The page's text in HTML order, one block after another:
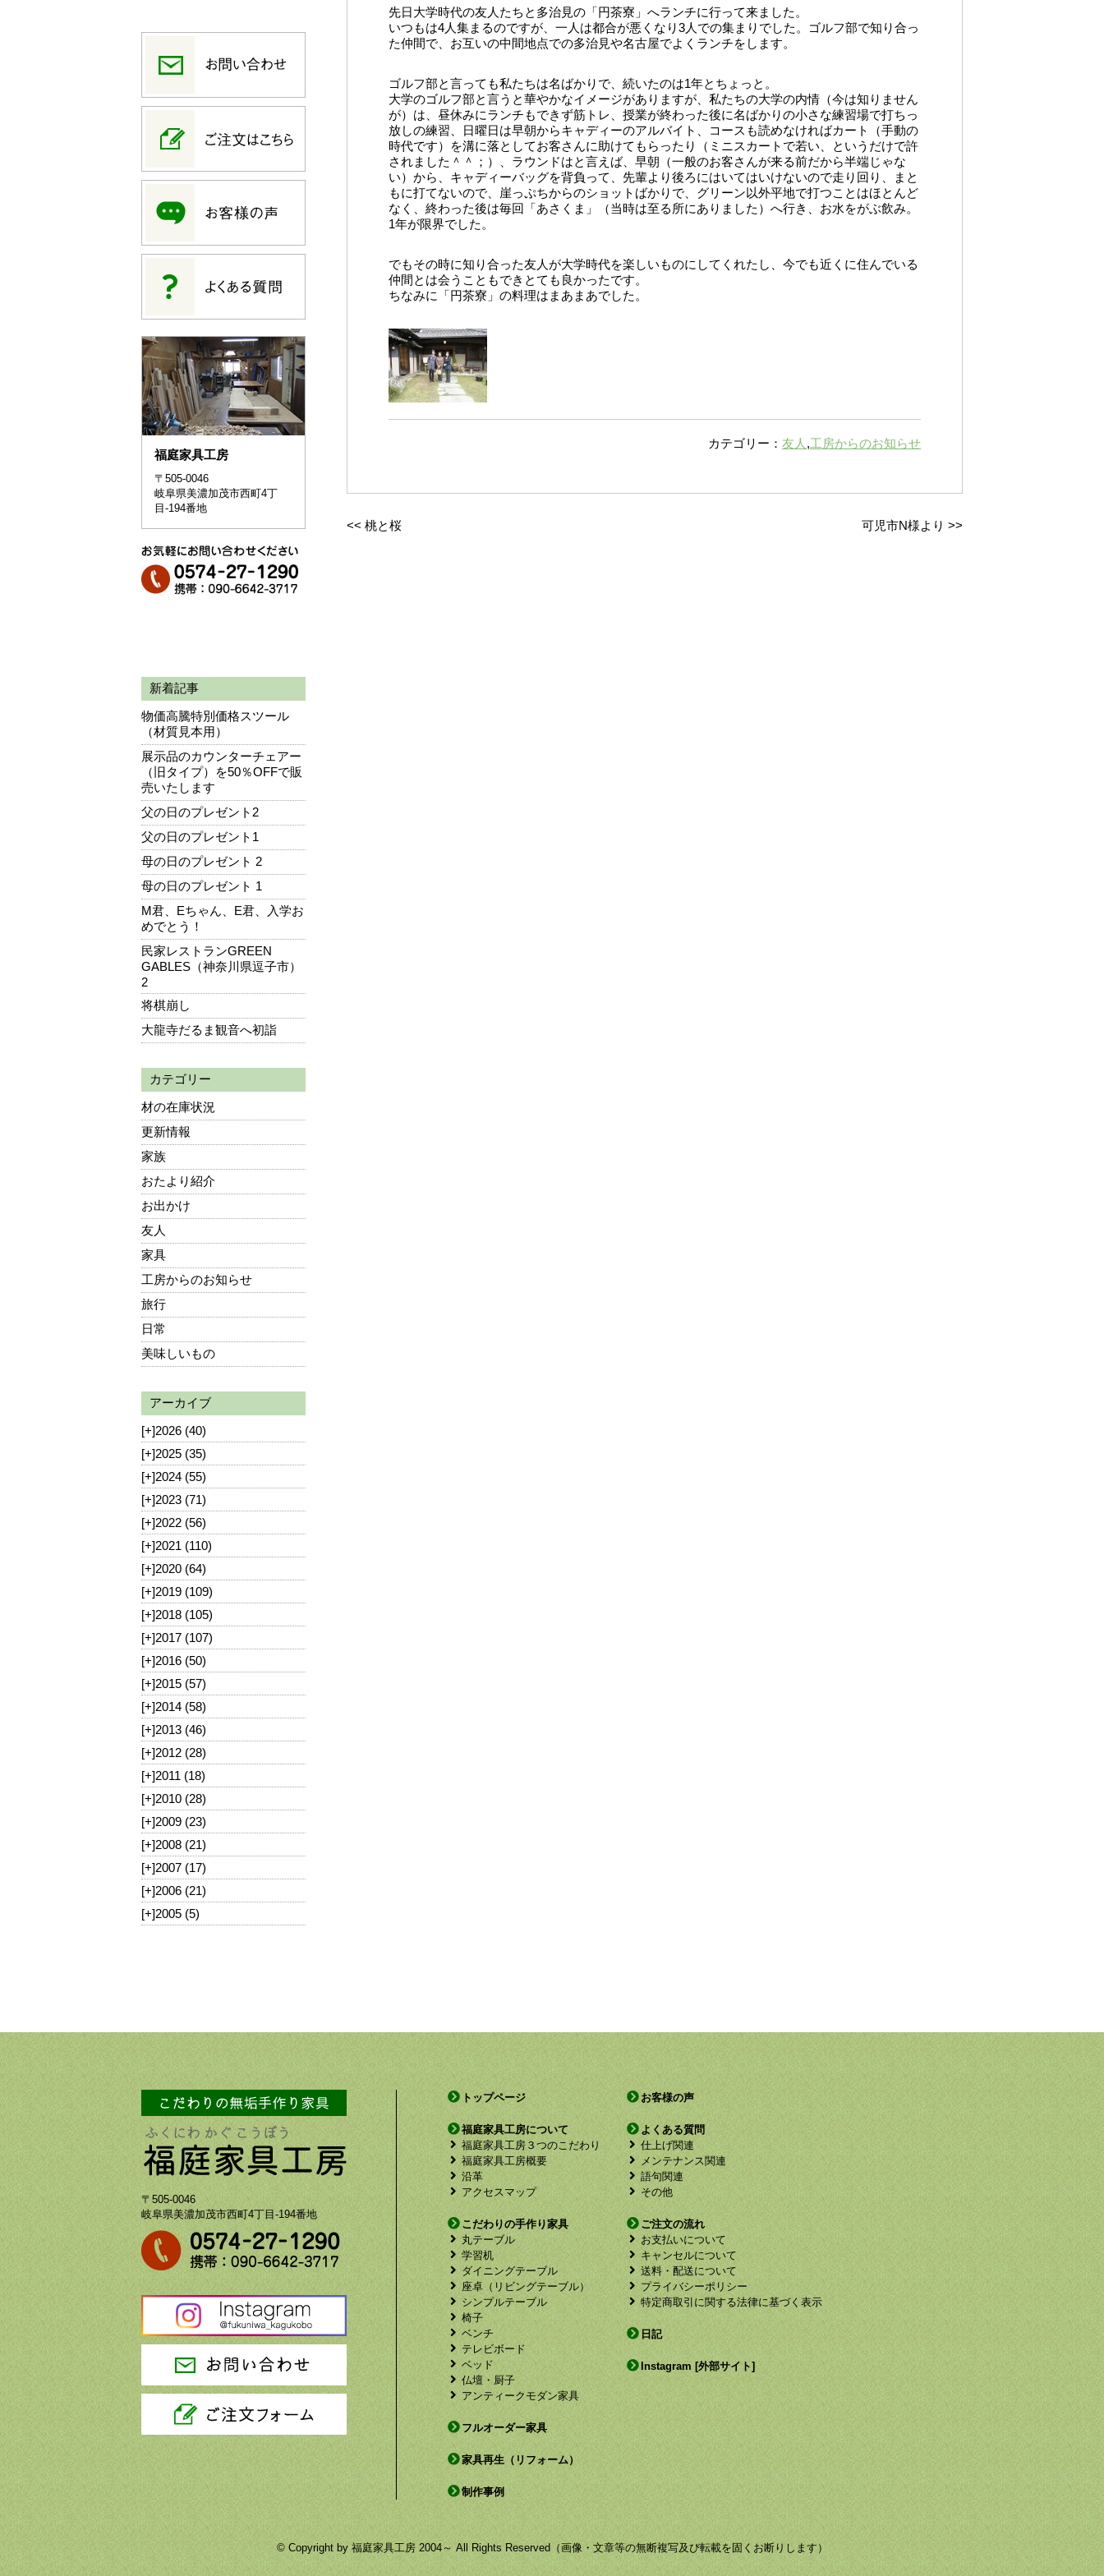
福庭家具工房
〒505-0046
岐阜県美濃加茂市西町4丁
目-194番地
新着記事
物価高騰特別価格スツール
（材質見本用）
展示品のカウンターチェアー
（旧タイプ）を50％OFFで販
売いたします
父の日のプレゼント2
父の日のプレゼント1
母の日のプレゼント 2
母の日のプレゼント 1
M君、Eちゃん、E君、入学お
めでとう！
民家レストランGREEN
GABLES（神奈川県逗子市）
2
将棋崩し
大龍寺だるま観音へ初詣
カテゴリー
材の在庫状況
更新情報
家族
おたより紹介
お出かけ
友人
家具
工房からのお知らせ
旅行
日常
美味しいもの
アーカイブ
[+]2026 (40)
[+]2025 (35)
[+]2024 (55)
[+]2023 (71)
[+]2022 (56)
[+]2021 (110)
[+]2020 (64)
[+]2019 (109)
[+]2018 (105)
[+]2017 (107)
[+]2016 (50)
[+]2015 (57)
[+]2014 (58)
[+]2013 (46)
[+]2012 (28)
[+]2011 (18)
[+]2010 (28)
[+]2009 (23)
[+]2008 (21)
[+]2007 (17)
[+]2006 (21)
[+]2005 (5)
先日大学時代の友人たちと多治見の「円茶寮」へランチに行って来ました。
いつもは4人集まるのですが、一人は都合が悪くなり3人での集まりでした。ゴルフ部で知り合っ
た仲間で、お互いの中間地点での多治見や名古屋でよくランチをします。
ゴルフ部と言っても私たちは名ばかりで、続いたのは1年とちょっと。
大学のゴルフ部と言うと華やかなイメージがありますが、私たちの大学の内情（今は知りません
が）は、昼休みにランチもできず筋トレ、授業が終わった後に名ばかりの小さな練習場で打ちっ
放しの練習、日曜日は早朝からキャディーのアルバイト、コースも読めなければカート（手動の
時代です）を溝に落としてお客さんに助けてもらったり（ミニスカートで若い、というだけで許
されました＾＾；）、ラウンドはと言えば、早朝（一般のお客さんが来る前だから半端じゃな
い）から、キャディーバッグを背負って、先輩より後ろにはいてはいけないので走り回り、まと
もに打てないので、崖っぷちからのショットばかりで、グリーン以外平地で打つことはほとんど
なく、終わった後は毎回「あさくま」（当時は至る所にありました）へ行き、お水をがぶ飲み。
1年が限界でした。
でもその時に知り合った友人が大学時代を楽しいものにしてくれたし、今でも近くに住んでいる
仲間とは会うこともできとても良かったです。
ちなみに「円茶寮」の料理はまあまあでした。
カテゴリー： 友人 ,工房からのお知らせ
<< 桃と桜 可児市N様より >>
〒505-0046
岐阜県美濃加茂市西町4丁目-194番地
トップページ
福庭家具工房について
福庭家具工房３つのこだわり
福庭家具工房概要
沿革
アクセスマップ
こだわりの手作り家具
丸テーブル
学習机
ダイニングテーブル
座卓（リビングテーブル）
シンプルテーブル
椅子
ベンチ
テレビボード
ベッド
仏壇・厨子
アンティークモダン家具
フルオーダー家具
家具再生（リフォーム）
制作事例
お客様の声
よくある質問
仕上げ関連
メンテナンス関連
語句関連
その他
ご注文の流れ
お支払いについて
キャンセルについて
送料・配送について
プライバシーポリシー
特定商取引に関する法律に基づく表示
日記
Instagram [外部サイト]
© Copyright by 福庭家具工房 2004～ All Rights Reserved（画像・文章等の無断複写及び転載を固くお断りします）